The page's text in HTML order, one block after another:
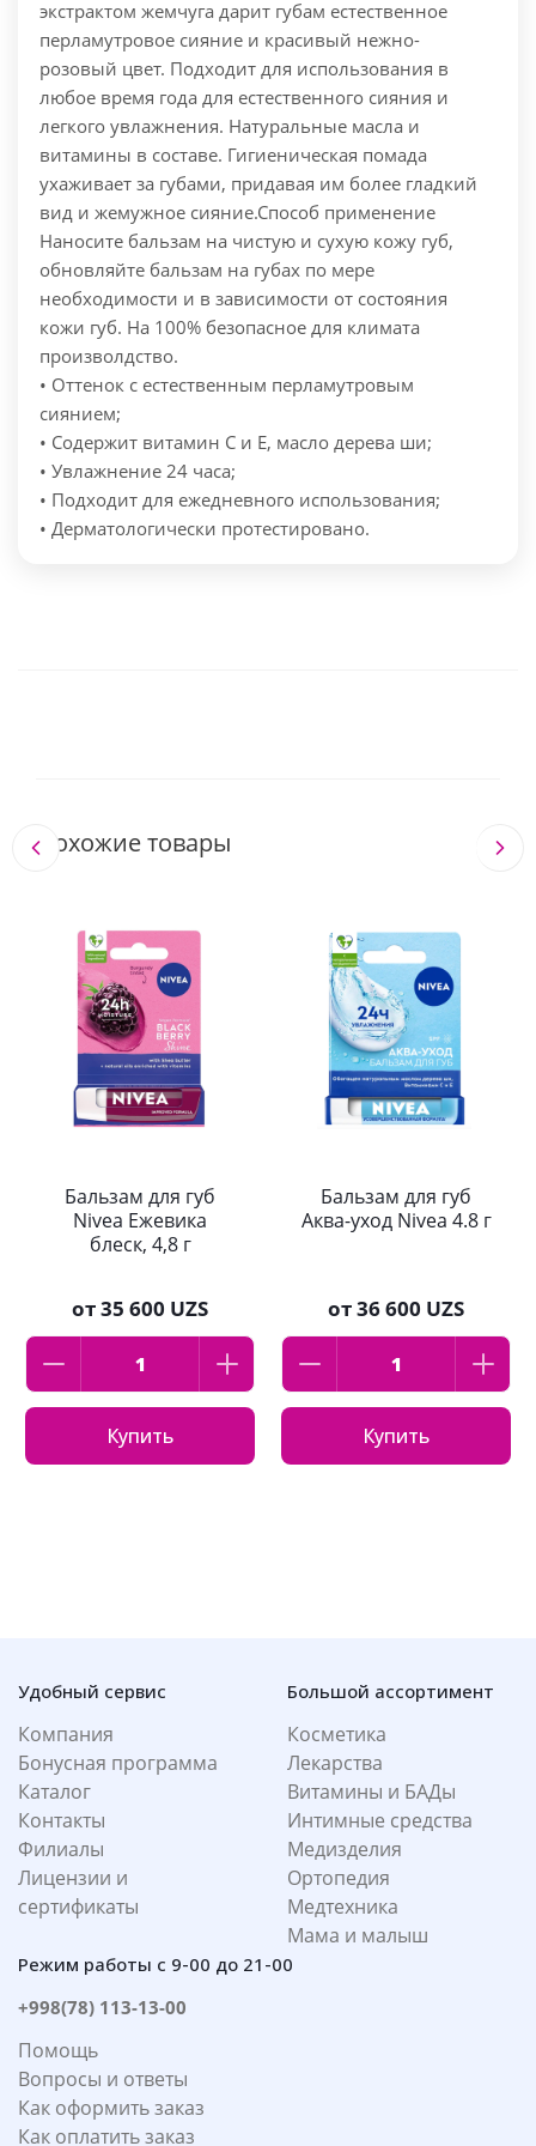
экстрактом жемчуга дарит губам естественное
перламутровое сияние и красивый нежно-
розовый цвет. Подходит для использования в
любое время года для естественного сияния и
легкого увлажнения. Натуральные масла и
витамины в составе. Гигиеническая помада
ухаживает за губами, придавая им более гладкий
вид и жемужное сияние.Способ применение
Наносите бальзам на чистую и сухую кожу губ,
обновляйте бальзам на губах по мере
необходимости и в зависимости от состояния
кожи губ. На 100% безопасное для климата
произволдство.
• Оттенок с естественным перламутровым
сиянием;
• Содержит витамин С и Е, масло дерева ши;
• Увлажнение 24 часа;
• Подходит для ежедневного использования;
• Дерматологически протестировано.
Похожие товары
Бальзам для губ
Nivea Ежевика
блеск, 4,8 г
от35 600 UZS
Купить
Бальзам для губ
Аква-уход Nivea 4.8 г
от36 600 UZS
Купить
Удобный сервис
Компания
Бонусная программа
Каталог
Контакты
Филиалы
Лицензии и
сертификаты
Большой ассортимент
Косметика
Лекарства
Витамины и БАДы
Интимные средства
Медизделия
Ортопедия
Медтехника
Мама и малыш
Режим работы с 9-00 до 21-00
+998(78) 113-13-00
Помощь
Вопросы и ответы
Как оформить заказ
Как оплатить заказ